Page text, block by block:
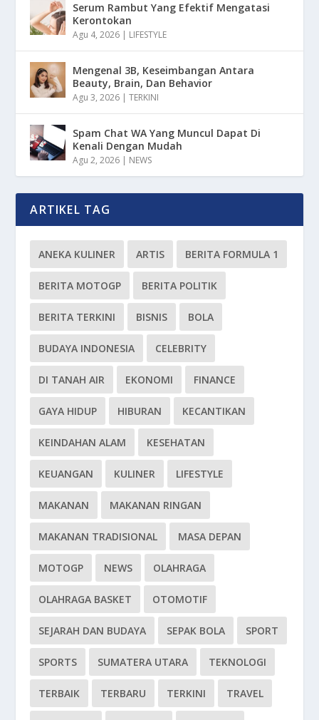
Serum Rambut Yang Efektif Mengatasi
Kerontokan
Agu 4, 2026 | LIFESTYLE
Mengenal 3B, Keseimbangan Antara
Beauty, Brain, Dan Behavior
Agu 3, 2026 |TERKINI
Spam Chat WA Yang Muncul Dapat Di
Kenali Dengan Mudah
Agu 2, 2026 | NEWS
ARTIKEL TAG
ANEKA KULINER ARTIS BERITA FORMULA 1
BERITA MOTOGP BERITA POLITIK
BERITA TERKINI BISNIS BOLA
BUDAYA INDONESIA CELEBRITY
DI TANAH AIR EKONOMI FINANCE
GAYA HIDUP HIBURAN KECANTIKAN
KEINDAHAN ALAM KESEHATAN
KEUANGAN KULINER LIFESTYLE
MAKANAN MAKANAN RINGAN
MAKANAN TRADISIONAL MASA DEPAN
MOTOGP NEWS OLAHRAGA
OLAHRAGA BASKET OTOMOTIF
SEJARAH DAN BUDAYA SEPAK BOLA SPORT
SPORTS SUMATERA UTARA TEKNOLOGI
TERBAIK TERBARU TERKINI TRAVEL